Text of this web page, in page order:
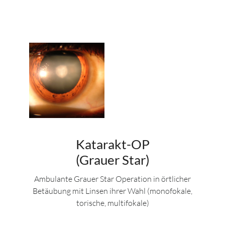
Katarakt-OP
(Grauer Star)
Ambulante Grauer Star Operation in örtlicher
Betäubung mit Linsen ihrer Wahl (monofokale,
torische, multifokale)